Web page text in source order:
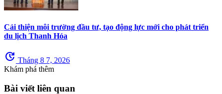
Cải thiện môi trường đầu tư, tạo động lực mới cho phát triển
du lịch Thanh Hóa
update Tháng 8 7, 2026
Khám phá thêm
Bài viết liên quan